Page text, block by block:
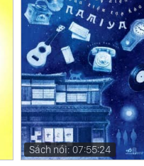
Sách nói: 07:55:24